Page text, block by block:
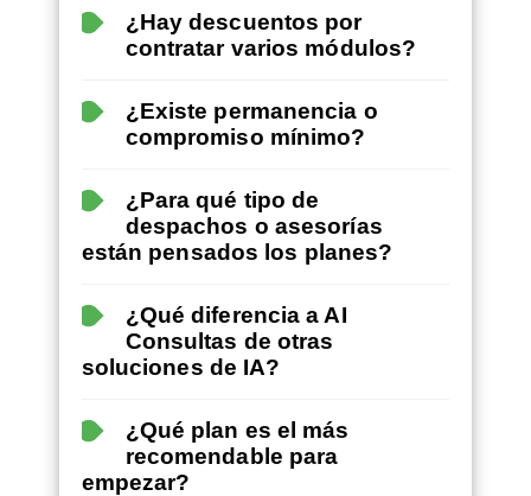
¿Hay descuentos por
contratar varios módulos?
¿Existe permanencia o
compromiso mínimo?
¿Para qué tipo de
despachos o asesorías
están pensados los planes?
¿Qué diferencia a AI
Consultas de otras
soluciones de IA?
¿Qué plan es el más
recomendable para
empezar?